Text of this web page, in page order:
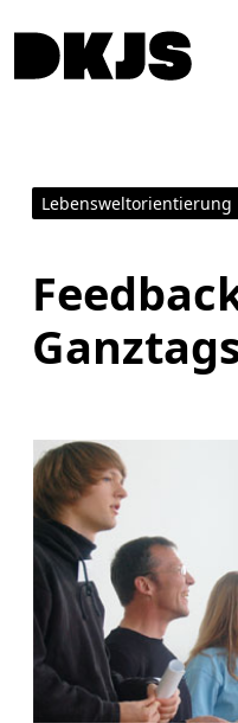
Lebensweltorientierung